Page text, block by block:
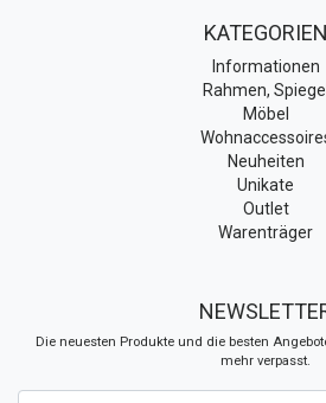
KATEGORIEN
Informationen
Rahmen, Spiegel
Möbel
Neuheiten
Unikate
Outlet
Warenträger
Die neuesten Produkte und die besten
mehr verpasst.